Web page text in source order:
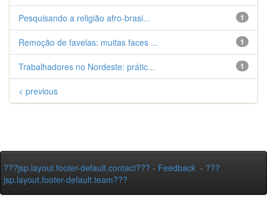
1
Pesquisando a religião afro-brasi...
1
Remoção de favelas: muitas faces ...
1
Trabalhadores no Nordeste: prátic...
< previous
???jsp.layout.footer-default.contact??? - Feedback - ???
jsp.layout.footer-default.team???